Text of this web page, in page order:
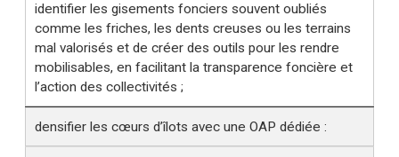
identifier les gisements fonciers souvent oubliés
comme les friches, les dents creuses ou les terrains
mal valorisés et de créer des outils pour les rendre
mobilisables, en facilitant la transparence foncière et
l’action des collectivités ;
densifier les cœurs d’îlots avec une OAP dédiée :